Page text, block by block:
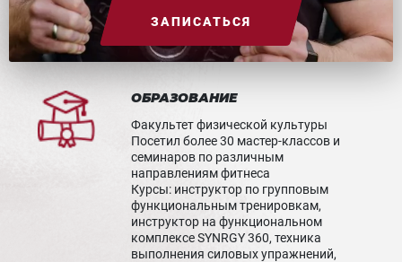
ЗАПИСАТЬСЯ
ОБРАЗОВАНИЕ
Факультет физической культуры
Посетил более 30 мастер-классов и
семинаров по различным
направлениям фитнеса
Курсы: инструктор по групповым
функциональным тренировкам,
инструктор на функциональном
комплексе SYNRGY 360, техника
выполнения силовых упражнений,